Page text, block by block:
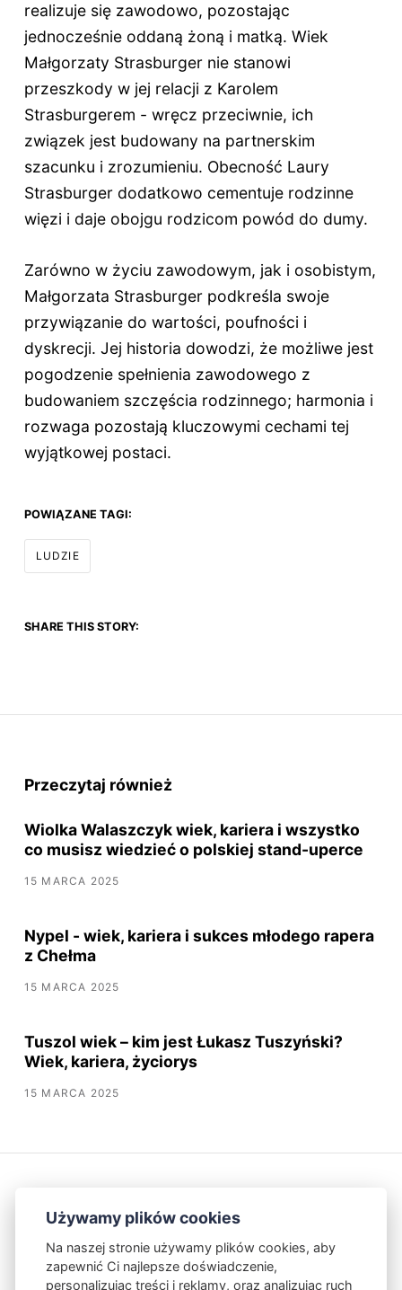
realizuje się zawodowo, pozostając
jednocześnie oddaną żoną i matką. Wiek
Małgorzaty Strasburger nie stanowi
przeszkody w jej relacji z Karolem
Strasburgerem - wręcz przeciwnie, ich
związek jest budowany na partnerskim
szacunku i zrozumieniu. Obecność Laury
Strasburger dodatkowo cementuje rodzinne
więzi i daje obojgu rodzicom powód do dumy.
Zarówno w życiu zawodowym, jak i osobistym,
Małgorzata Strasburger podkreśla swoje
przywiązanie do wartości, poufności i
dyskrecji. Jej historia dowodzi, że możliwe jest
pogodzenie spełnienia zawodowego z
budowaniem szczęścia rodzinnego; harmonia i
rozwaga pozostają kluczowymi cechami tej
wyjątkowej postaci.
POWIĄZANE TAGI:
LUDZIE
SHARE THIS STORY:
Przeczytaj również
Wiolka Walaszczyk wiek, kariera i wszystko
co musisz wiedzieć o polskiej stand-uperce
15 MARCA 2025
Nypel - wiek, kariera i sukces młodego rapera
z Chełma
15 MARCA 2025
Tuszol wiek – kim jest Łukasz Tuszyński?
Wiek, kariera, życiorys
15 MARCA 2025
Kontakt Polityka Prywatności
Używamy plików cookies
Na naszej stronie używamy plików cookies, aby
zapewnić Ci najlepsze doświadczenie,
personalizując treści i reklamy, oraz analizując ruch